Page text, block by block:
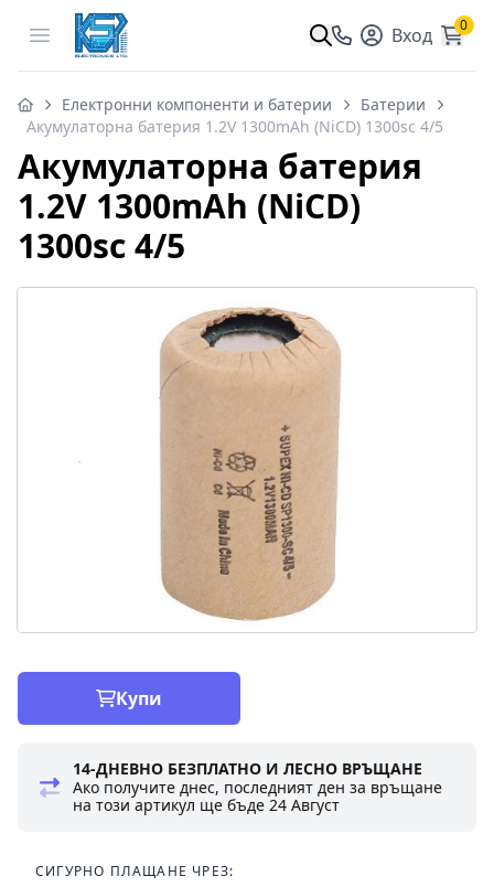
Open menu Вход 0
Електронни компоненти и батерии
Батерии
Акумулаторна батерия 1.2V 1300mAh (NiCD) 1300sc 4/5
Акумулаторна батерия
1.2V 1300mAh (NiCD)
1300sc 4/5
Купи
14-ДНЕВНО БЕЗПЛАТНО И ЛЕСНО ВРЪЩАНЕ
Ако получите днес, последният ден за връщане
на този артикул ще бъде24 Август
СИГУРНО ПЛАЩАНЕ ЧРЕЗ: